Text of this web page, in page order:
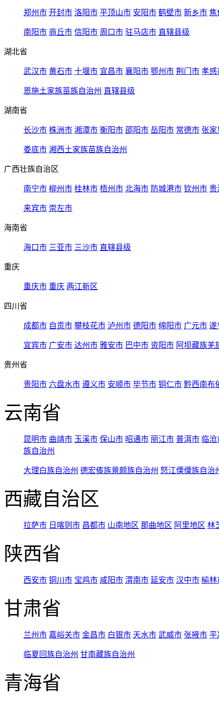
郑州市 开封市 洛阳市 平顶山市 安阳市 鹤壁市 新乡市 焦
南阳市 商丘市 信阳市 周口市 驻马店市 直辖县级
湖北省
武汉市 黄石市 十堰市 宜昌市 襄阳市 鄂州市 荆门市 孝感
恩施土家族苗族自治州 直辖县级
湖南省
长沙市 株洲市 湘潭市 衡阳市 邵阳市 岳阳市 常德市 张家
娄底市 湘西土家族苗族自治州
广西壮族自治区
南宁市 柳州市 桂林市 梧州市 北海市 防城港市 钦州市 贵
来宾市 崇左市
海南省
海口市 三亚市 三沙市 直辖县级
重庆
重庆市 重庆 两江新区
四川省
成都市 自贡市 攀枝花市 泸州市 德阳市 绵阳市 广元市 遂
宜宾市 广安市 达州市 雅安市 巴中市 资阳市 阿坝藏族羌
贵州省
贵阳市 六盘水市 遵义市 安顺市 毕节市 铜仁市 黔西南布
云南省
昆明市 曲靖市 玉溪市 保山市 昭通市 丽江市 普洱市 临
族自治州
大理白族自治州 德宏傣族景颇族自治州 怒江傈僳族自治
西藏自治区
拉萨市 日喀则市 昌都市 山南地区 那曲地区 阿里地区 林
陕西省
西安市 铜川市 宝鸡市 咸阳市 渭南市 延安市 汉中市 榆林
甘肃省
兰州市 嘉峪关市 金昌市 白银市 天水市 武威市 张掖市 平
临夏回族自治州 甘南藏族自治州
青海省